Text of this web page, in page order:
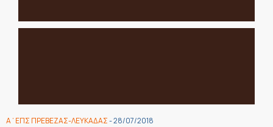
Α΄ΕΠΣ ΠΡΕΒΕΖΑΣ-ΛΕΥΚΑΔΑΣ- 28/07/2018